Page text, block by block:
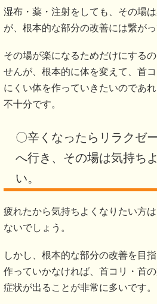
湿布・薬・注射をしても、その場
が、根本的な部分の改善には繋がっ
その場が楽になるためだけにする
せんが、根本的に体を変えて、首
にくい体を作っていきたいのであ
不十分です。
〇辛くなったらリラクゼ
へ行き、その場は気持ち
い。
疲れたから気持ちよくなりたい方
ないでしょう。
しかし、根本的な部分の改善を目
作っていかなければ、首コリ・首
症状が出ることが非常に多いです。